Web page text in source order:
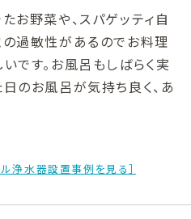
お野菜や、スパゲッティ自
の過敏性があるのでお料理
です。お風呂もしばらく実
のお風呂が気持ち良く、あ
浄水器設置事例を見る］